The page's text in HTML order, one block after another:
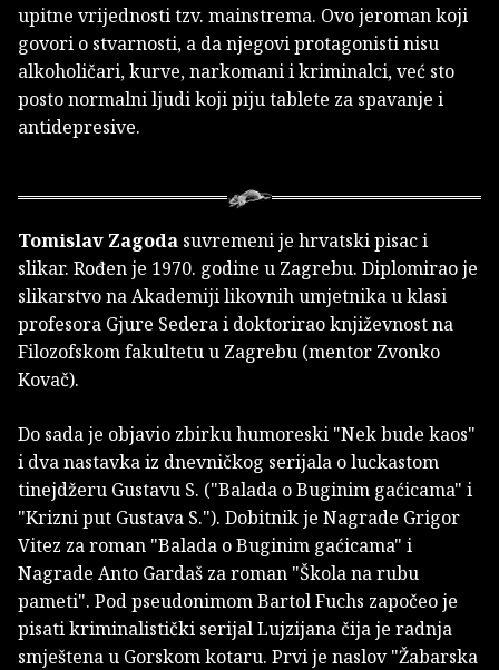
upitne vrijednosti tzv. mainstrema. Ovo jeroman koji
govori o stvarnosti, a da njegovi protagonisti nisu
alkoholičari, kurve, narkomani i kriminalci, već sto
posto normalni ljudi koji piju tablete za spavanje i
antidepresive.
Tomislav Zagoda suvremeni je hrvatski pisac i
slikar. Rođen je 1970. godine u Zagrebu. Diplomirao je
slikarstvo na Akademiji likovnih umjetnika u klasi
profesora Gjure Sedera i doktorirao književnost na
Filozofskom fakultetu u Zagrebu (mentor Zvonko
Kovač).
Do sada je objavio zbirku humoreski "Nek bude kaos"
i dva nastavka iz dnevničkog serijala o luckastom
tinejdžeru Gustavu S. ("Balada o Buginim gaćicama" i
"Krizni put Gustava S."). Dobitnik je Nagrade Grigor
Vitez za roman "Balada o Buginim gaćicama" i
Nagrade Anto Gardaš za roman "Škola na rubu
pameti". Pod pseudonimom Bartol Fuchs započeo je
pisati kriminalistički serijal Lujzijana čija je radnja
smještena u Gorskom kotaru. Prvi je naslov "Žabarska